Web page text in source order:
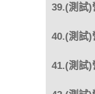
39.(測試)
40.(測試)
41.(測試)